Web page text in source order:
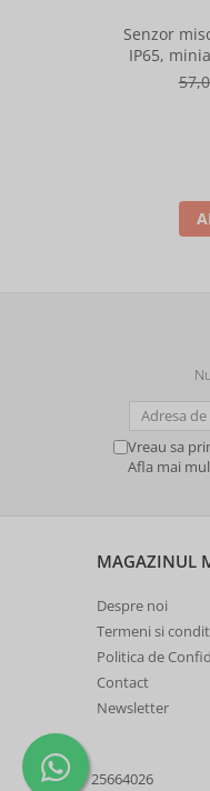
Senzor
IP65,
Vreau sa
Afla mai
MAGAZINUL
Despre noi
Termeni si
Politica de
Contact
Newsletter
25664026